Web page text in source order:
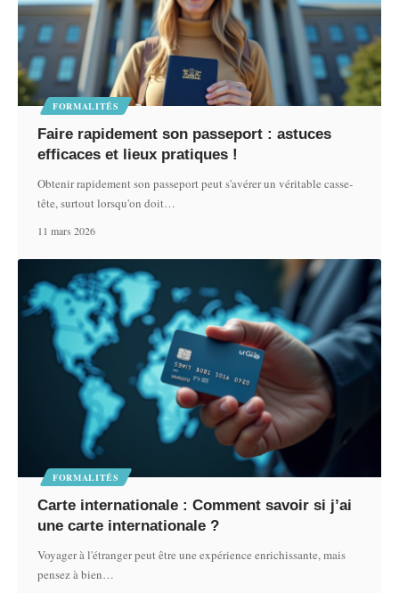
FORMALITÉS
Faire rapidement son passeport : astuces
efficaces et lieux pratiques !
Obtenir rapidement son passeport peut s'avérer un véritable casse-
tête, surtout lorsqu'on doit…
11 mars 2026
FORMALITÉS
Carte internationale : Comment savoir si j’ai
une carte internationale ?
Voyager à l'étranger peut être une expérience enrichissante, mais
pensez à bien…